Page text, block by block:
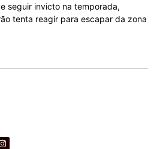
seguir invicto na temporada,
tenta reagir para escapar da zona